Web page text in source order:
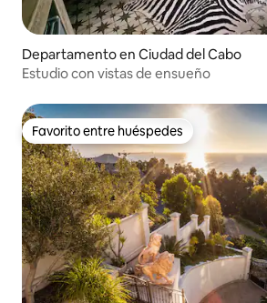
Departamento en Ciudad del Cabo
Estudio con vistas de ensueño
Favorito entre huéspedes
Favorito entre huéspedes